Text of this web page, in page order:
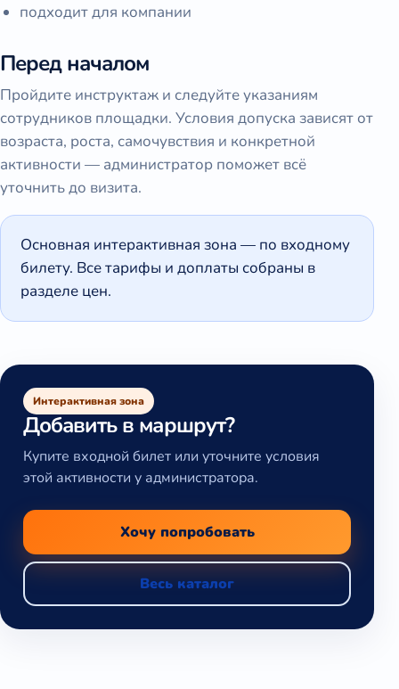
подходит для компании
Перед началом
Пройдите инструктаж и следуйте указаниям
сотрудников площадки. Условия допуска зависят от
возраста, роста, самочувствия и конкретной
активности — администратор поможет всё
уточнить до визита.
Основная интерактивная зона — по входному
билету. Все тарифы и доплаты собраны в
разделе цен.
Интерактивная зона
Добавить в маршрут?
Купите входной билет или уточните условия
этой активности у администратора.
Хочу попробовать
Весь каталог